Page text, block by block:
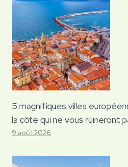
5 magnifiques villes
la côte qui ne vous ruineront
9 août 2026